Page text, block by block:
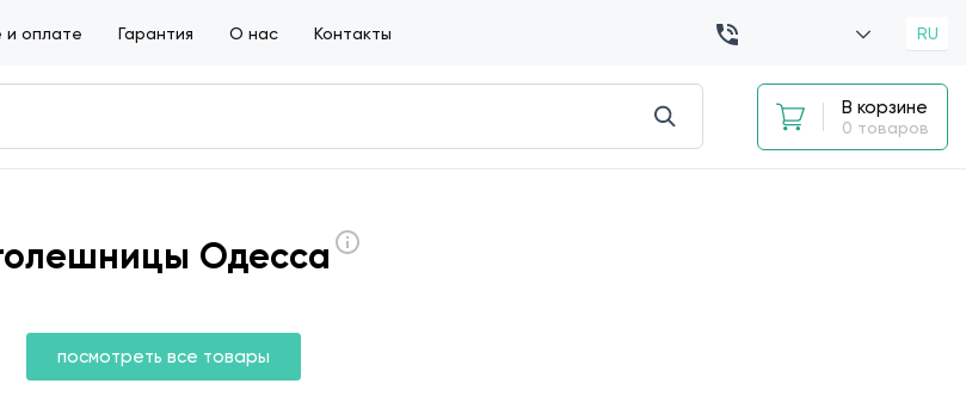
и оплате Гарантия О нас Контакты RU
В корзине
0 товаров
Одесса
посмотреть все товары